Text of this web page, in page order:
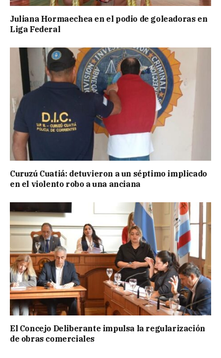
Juliana Hormaechea en el podio de goleadoras en
Liga Federal
Curuzú Cuatiá: detuvieron a un séptimo implicado
en el violento robo a una anciana
El Concejo Deliberante impulsa la regularización
de obras comerciales